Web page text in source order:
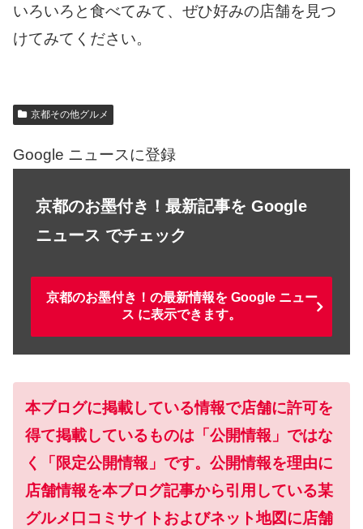
いろいろと食べてみて、ぜひ好みの店舗を見つ
けてみてください。
京都その他グルメ
Google ニュースに登録
京都のお墨付き！最新記事を Google
ニュース でチェック
京都のお墨付き！の最新情報を Google ニュー
ス に表示できます。
本ブログに掲載している情報で店舗に許可を
得て掲載しているものは「公開情報」ではな
く「限定公開情報」です。公開情報を理由に
店舗情報を本ブログ記事から引用している某
グルメ口コミサイトおよびネット地図に店舗